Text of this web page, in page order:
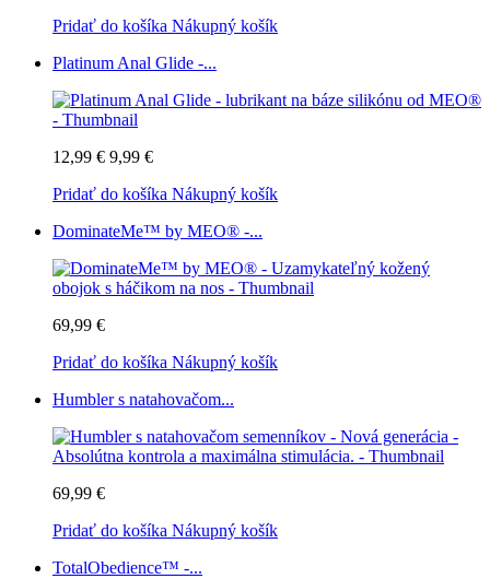
Pridať do košíka Nákupný košík
Platinum Anal Glide -...
12,99 € 9,99 €
Pridať do košíka Nákupný košík
DominateMe™ by MEO® -...
69,99 €
Pridať do košíka Nákupný košík
Humbler s natahovačom...
69,99 €
Pridať do košíka Nákupný košík
TotalObedience™ -...